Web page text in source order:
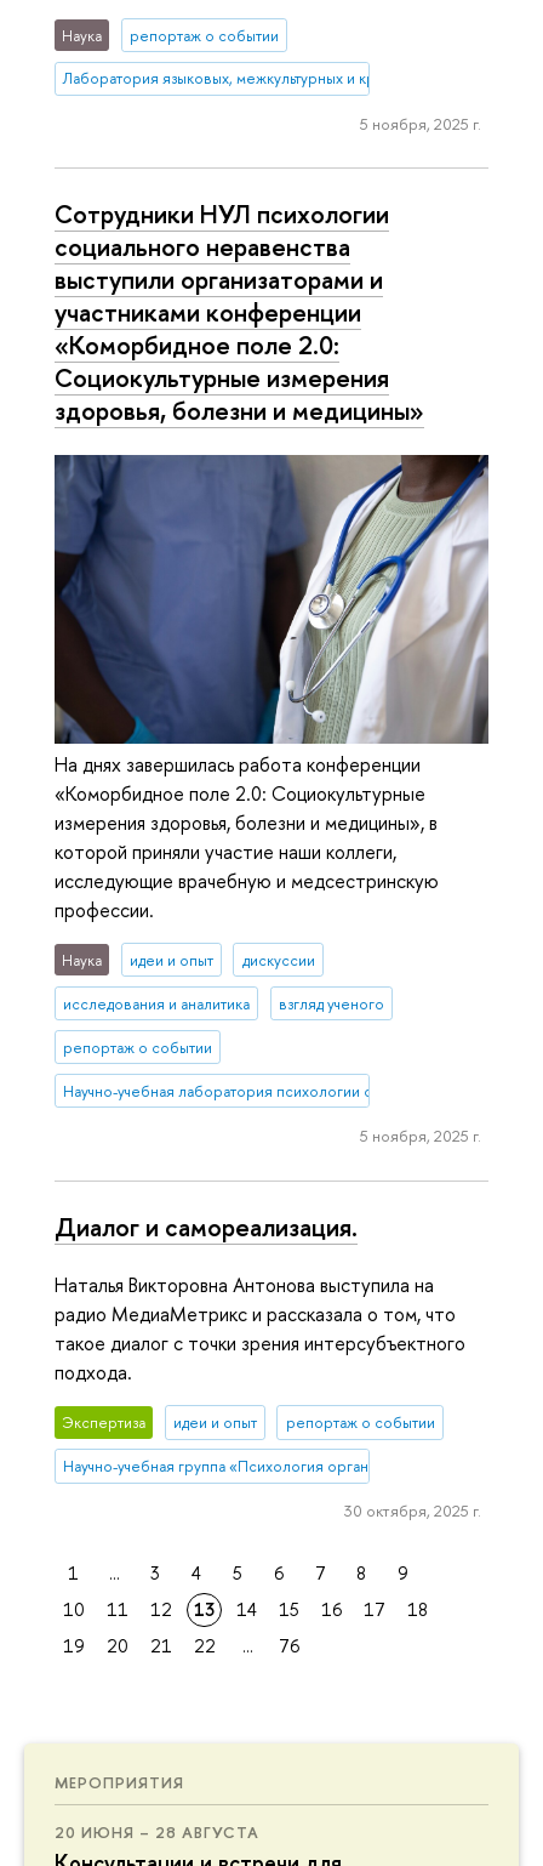
МЕРОПРИЯТИЯ
20 ИЮНЯ – 28 АВГУСТА
Наука репортаж о событии
Лаборатория языковых, межкультурных и креативных компетенций
5 ноября, 2025 г.
Сотрудники НУЛ психологии
социального неравенства
выступили организаторами и
участниками конференции
«Коморбидное поле 2.0:
Социокультурные измерения
здоровья, болезни и медицины»
На днях завершилась работа конференции
«Коморбидное поле 2.0: Социокультурные
измерения здоровья, болезни и медицины», в
которой приняли участие наши коллеги,
исследующие врачебную и медсестринскую
профессии.
Наука идеи и опыт дискуссии
исследования и аналитика взгляд ученого
репортаж о событии
Научно-учебная лаборатория психологии социального
5 ноября, 2025 г.
Диалог и самореализация.
Наталья Викторовна Антонова выступила на
радио МедиаМетрикс и рассказала о том, что
такое диалог с точки зрения интерсубъектного
подхода.
Экспертиза идеи и опыт репортаж о событии
Научно-учебная группа «Психология организационной
30 октября, 2025 г.
1 ... 3 4 5 6 7 8
9
10
11 12 13 14 15 16 17
18
19
20 21 22 ... 76